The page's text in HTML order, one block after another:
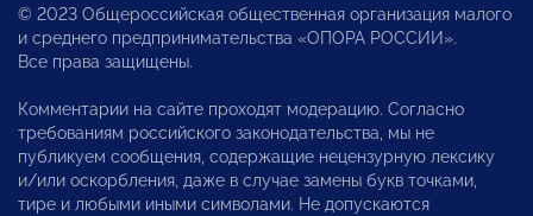
© 2023 Общероссийская общественная организация малого
и среднего предпринимательства «ОПОРА РОССИИ».
Все права защищены.
Комментарии на сайте проходят модерацию. Согласно
требованиям российского законодательства, мы не
публикуем сообщения, содержащие нецензурную лексику
и/или оскорбления, даже в случае замены букв точками,
тире и любыми иными символами. Не допускаются